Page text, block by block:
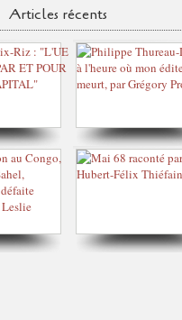
Articles récents